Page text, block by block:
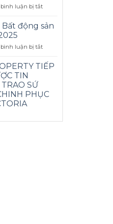
Mệnh
Tây
Tứ
luận bị tắtở
ĐỘ
DỰ
THE
AN
–
TĂNG
động sản
luận bị tắtở
hút
Bất
Hồ
TIẾP
TIN
SỨ
PHỤC